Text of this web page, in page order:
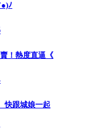
ﾉ
！熱度直逼《
快跟城娘一起